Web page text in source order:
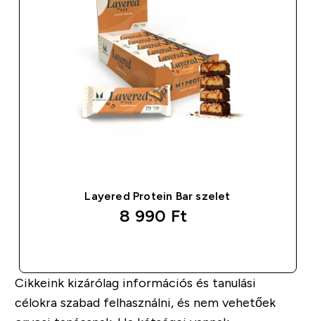
Layered Protein Bar szelet
8 990 Ft‎
Cikkeink kizárólag információs és tanulási
célokra szabad felhasználni, és nem vehetőek